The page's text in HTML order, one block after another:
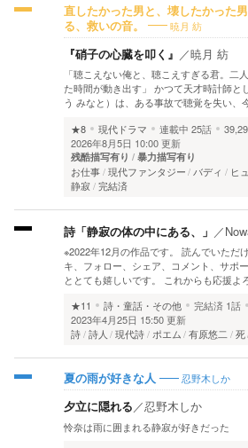
直したかった男と、壊したかった
る、救いの音。
暁月 紡
『硝子の心臓を叩く』 ／暁月 紡
「聴こえない俺と、聴こえすぎる君。二
た時間が動き出す」 かつて天才時計師と
う みなと）は、ある事故で聴覚を失い、
★8
現代ドラマ 連載中 25話
2026年8月5日 10:00 更新
残酷描写有り 暴力描写有り
お仕事 現代ファンタジー バディ ヒ
静寂
完結済
詩「静寂の体の中にある、」 ／
※2022年12月の作品です。 読んでいただ
キ、フォロー、シェア、コメント、サポ
ととても嬉しいです。 これからも応援よ
★11
詩・童話・その他 完結済 1話
2023年4月25日 15:50 更新
詩 詩人 現代詩 ポエム 有原悠二 死
夏の雨が好きな人 忍野木しか
夕立に隠れる／忍野木しか
怜奈は雨に囲まれる静寂が好きだった